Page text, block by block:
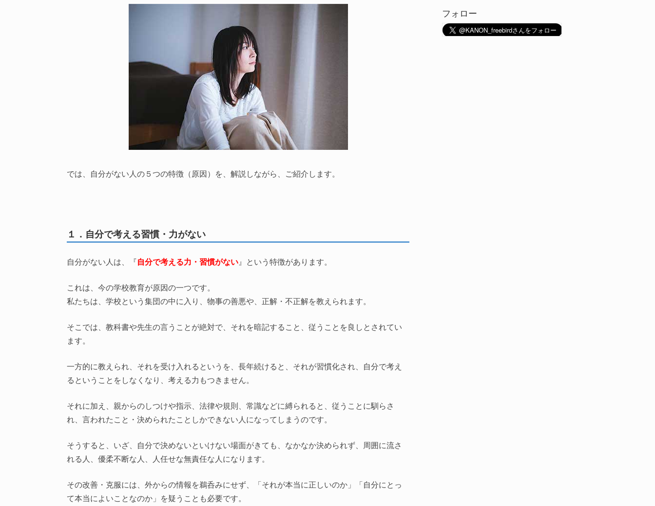
では、自分がない人の５つの特徴（原因）を、解説しながら、ご紹介します。
１．自分で考える習慣・力がない
自分がない人は、『自分で考える力・習慣がない』という特徴があります。
これは、今の学校教育が原因の一つです。
私たちは、学校という集団の中に入り、物事の善悪や、正解・不正解を教えられます。
そこでは、教科書や先生の言うことが絶対で、それを暗記すること、従うことを良しとされてい
ます。
一方的に教えられ、それを受け入れるというを、長年続けると、それが習慣化され、自分で考え
るということをしなくなり、考える力もつきません。
それに加え、親からのしつけや指示、法律や規則、常識などに縛られると、従うことに馴らさ
れ、言われたこと・決められたことしかできない人になってしまうのです。
そうすると、いざ、自分で決めないといけない場面がきても、なかなか決められず、周囲に流さ
れる人、優柔不断な人、人任せな無責任な人になります。
その改善・克服には、外からの情報を鵜呑みにせず、「それが本当に正しいのか」「自分にとっ
て本当によいことなのか」を疑うことも必要です。
e
b
itt
er
e
n
e
フォロー